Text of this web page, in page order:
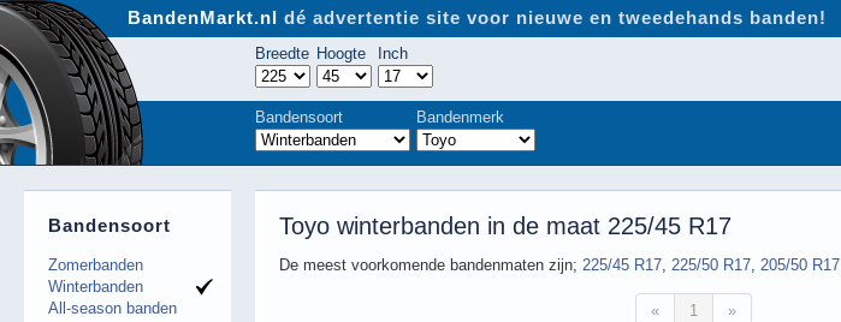
Toyo winterbanden in de maat 225/45 R17
De meest voorkomende bandenmaten zijn; 225/45 R17 225/50 R17 205/50 R17
« 1 »
Bandensoort
Zomerbanden
Winterbanden
All-season banden
BandenMarkt.nl dé advertentie site voor nieuwe en tweedehands banden!
Breedte Hoogte Inch
Bandensoort Bandenmerk